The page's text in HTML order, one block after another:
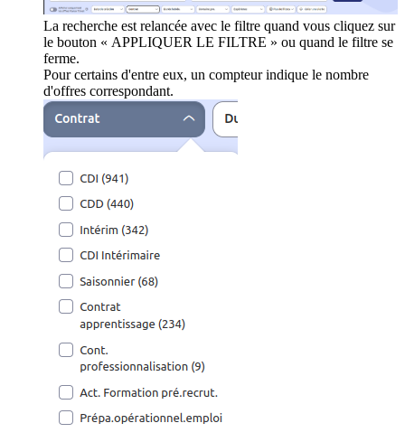
La recherche est relancée avec le filtre quand vous cliquez sur
le bouton « APPLIQUER LE FILTRE » ou quand le filtre se
ferme.
Pour certains d'entre eux, un compteur indique le nombre
d'offres correspondant.